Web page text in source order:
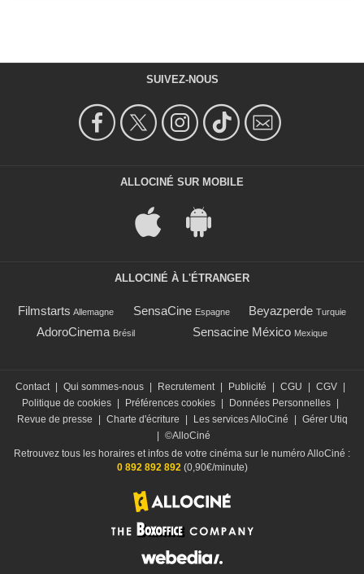
SUIVEZ-NOUS
ALLOCINÉ SUR MOBILE
ALLOCINÉ À L'ÉTRANGER
Filmstarts Allemagne SensaCine Espagne Beyazperde Turquie
AdoroCinema Brésil Sensacine México Mexique
Contact Qui sommes-nous Recrutement Publicité CGU CGV
Politique de cookies
Préférences cookies Données Personnelles
Revue de presse
Charte d'écriture Les services AlloCiné
Gérer Utiq
©AlloCiné
Retrouvez tous les horaires et infos de votre cinéma sur le numéro AlloCiné :
0 892 892 892(0,90€/minute)